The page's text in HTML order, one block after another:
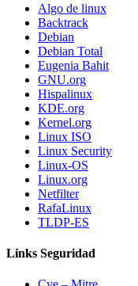
Algo de linux
Backtrack
Debian
Debian Total
Eugenia Bahit
GNU.org
Hispalinux
KDE.org
Kernel.org
Linux ISO
Linux Security
Linux-OS
Linux.org
Netfilter
RafaLinux
TLDP-ES
Links Seguridad